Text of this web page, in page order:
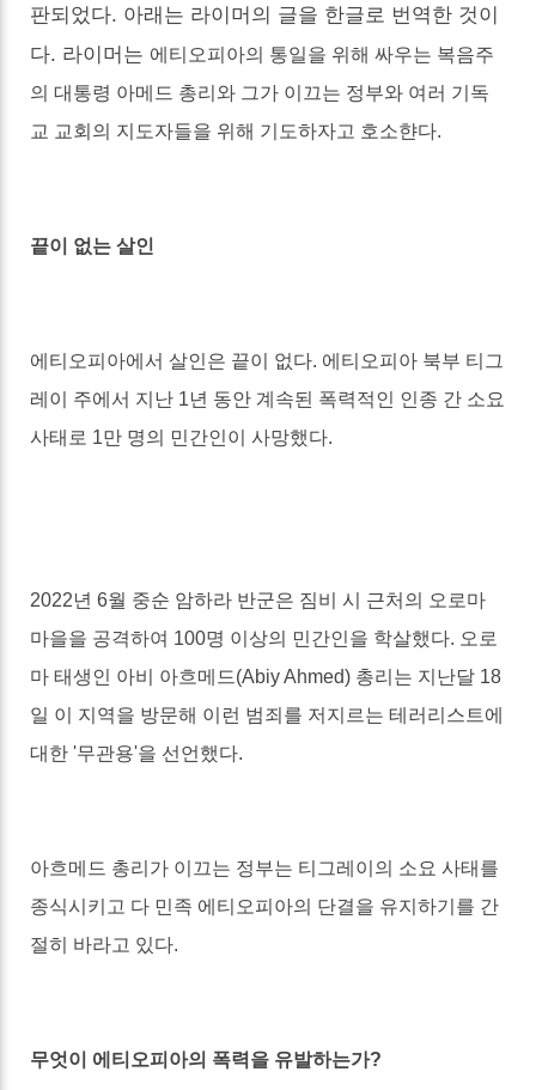
판되었다. 아래는 라이머의 글을 한글로 번역한 것이
다. 라이머는 에티오피아의 통일을 위해 싸우는 복음주
의 대통령 아메드 총리와 그가 이끄는 정부와 여러 기독
교 교회의 지도자들을 위해 기도하자고 호소햔다.
끝이 없는 살인
에티오피아에서 살인은 끝이 없다. 에티오피아 북부 티그
레이 주에서 지난 1년 동안 계속된 폭력적인 인종 간 소요
사태로 1만 명의 민간인이 사망했다.
2022년6월 중순 암하라 반군은 짐비 시 근처의 오로마
마을을 공격하여 100명 이상의 민간인을 학살했다. 오로
마 태생인 아비 아흐메드(Abiy Ahmed) 총리는 지난달 18
일 이 지역을 방문해 이런 범죄를 저지르는 테러리스트에
대한'무관용'을 선언했다.
아흐메드 총리가 이끄는 정부는 티그레이의 소요 사태를
종식시키고 다 민족 에티오피아의 단결을 유지하기를 간
절히 바라고 있다.
무엇이 에티오피아의 폭력을 유발하는가?